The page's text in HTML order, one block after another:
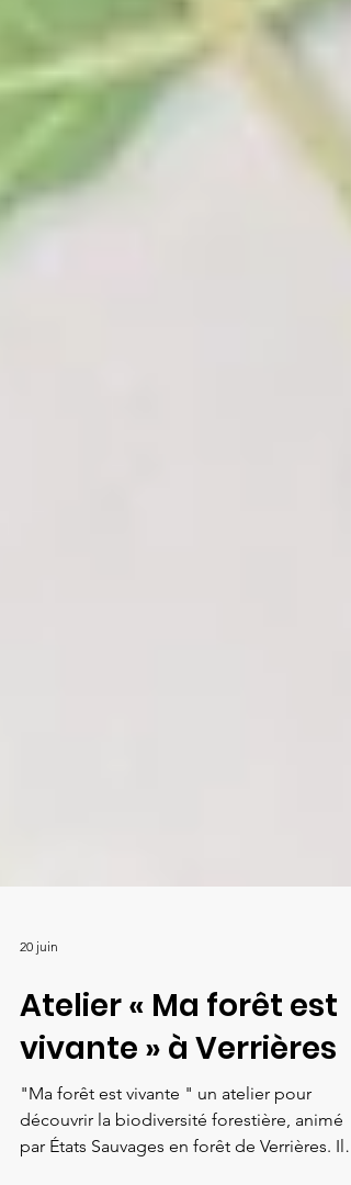
20 juin
Atelier « Ma forêt est
vivante » à Verrières
"Ma forêt est vivante " un atelier pour